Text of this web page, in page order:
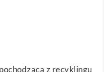
z recyklingu